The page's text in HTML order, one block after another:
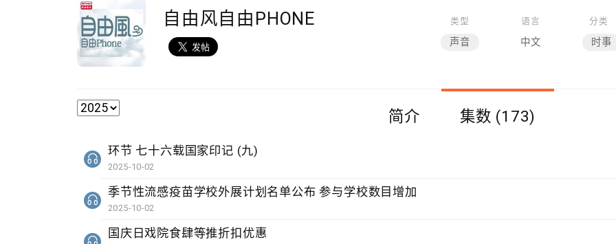
自由风自由PHONE 类型
声音
语言
中文
分类
时事
简介 集数 (173)
环节 七十六载国家印记 (九)
2025-10-02
季节性流感疫苗学校外展计划名单公布 参与学校数目增加
2025-10-02
国庆日戏院食肆等推折扣优惠